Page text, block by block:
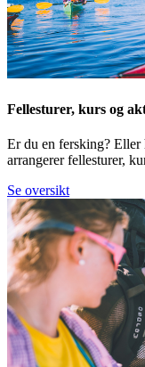
Fellesturer, kurs og
Er du en fersking?
arrangerer fellesturer,
Se oversikt